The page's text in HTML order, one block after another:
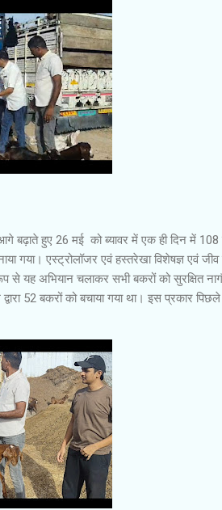
हुए 26 मई को ब्यावर में एक ही दिन में 108
गया। एस्ट्रोलॉजर एवं हस्तरेखा विशेषज्ञ एवं जीव
से यह अभियान चलाकर सभी बकरों को सुरक्षित
52 बकरों को बचाया गया था। इस प्रकार